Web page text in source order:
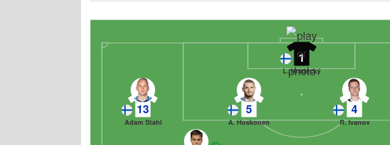
1
L. Hrádecký
4
R. Ivanov
5
A. Hoskonen
13
Adam Stahl